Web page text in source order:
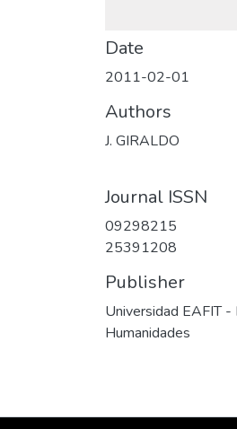
Date
2011-02-01
Authors
J. GIRALDO
Journal ISSN
09298215
25391208
Publisher
Universidad EAFIT
Humanidades